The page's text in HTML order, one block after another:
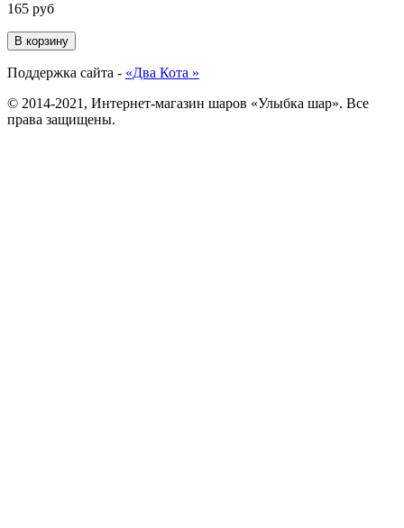
165 руб
В корзину
Поддержка сайта - «Два Кота »
© 2014-2021, Интернет-магазин шаров «Улыбка шар». Все
права защищены.